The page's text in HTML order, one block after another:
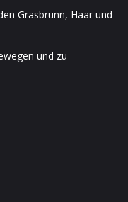
Grasbrunn, Haar und
und zu